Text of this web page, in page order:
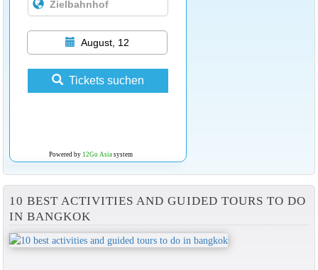
August, 12
Tickets suchen
Powered by 12Go Asiasystem
10 BEST ACTIVITIES AND GUIDED TOURS TO DO
IN BANGKOK